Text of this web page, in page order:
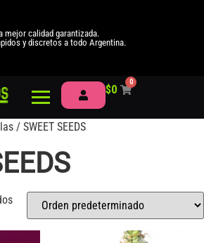
mejor calidad garantizada.
y discretos a todo Argentina.
$0
0
/ SWEET SEEDS